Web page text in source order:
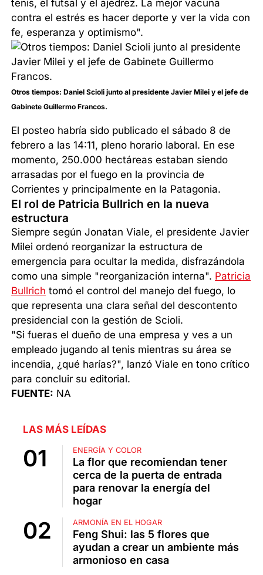
tenis, el futsal y el ajedrez. La mejor vacuna
contra el estrés es hacer deporte y ver la vida con
fe, esperanza y optimismo".
Otros tiempos: Daniel Scioli junto al presidente Javier Milei y el jefe de
Gabinete Guillermo Francos.
El posteo habría sido publicado el sábado 8 de
febrero a las 14:11, pleno horario laboral. En ese
momento, 250.000 hectáreas estaban siendo
arrasadas por el fuego en la provincia de
Corrientes y principalmente en la Patagonia.
El rol de Patricia Bullrich en la nueva
estructura
Siempre según Jonatan Viale, el presidente Javier
Milei ordenó reorganizar la estructura de
emergencia para ocultar la medida, disfrazándola
como una simple "reorganización interna". Patricia
Bullrich tomó el control del manejo del fuego, lo
que representa una clara señal del descontento
presidencial con la gestión de Scioli.
"Si fueras el dueño de una empresa y ves a un
empleado jugando al tenis mientras su área se
incendia, ¿qué harías?", lanzó Viale en tono crítico
para concluir su editorial.
FUENTE: NA
LAS MÁS LEÍDAS
ENERGÍA Y COLOR
La flor que recomiendan tener
cerca de la puerta de entrada
para renovar la energía del
hogar
ARMONÍA EN EL HOGAR
Feng Shui: las 5 flores que
ayudan a crear un ambiente más
armonioso en casa